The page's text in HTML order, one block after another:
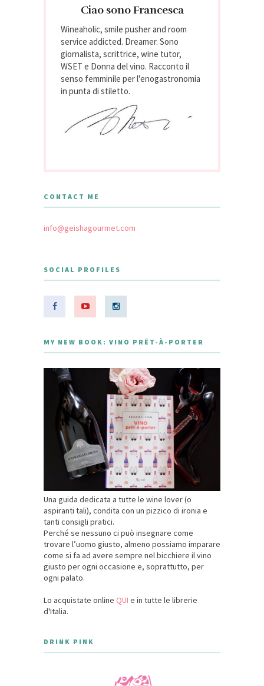
Ciao sono Francesca
Wineaholic, smile pusher and room
service addicted. Dreamer. Sono
giornalista, scrittrice, wine tutor,
WSET e Donna del vino. Racconto il
senso femminile per l'enogastronomia
in punta di stiletto.
CONTACT ME
info@geishagourmet.com
SOCIAL PROFILES
MY NEW BOOK: VINO PRÊT-À-PORTER
Una guida dedicata a tutte le wine lover (o
aspiranti tali), condita con un pizzico di ironia e
tanti consigli pratici.
Perché se nessuno ci può insegnare come
trovare l’uomo giusto, almeno possiamo imparare
come si fa ad avere sempre nel bicchiere il vino
giusto per ogni occasione e, soprattutto, per
ogni palato.
Lo acquistate online QUI e in tutte le librerie
d'Italia.
DRINK PINK